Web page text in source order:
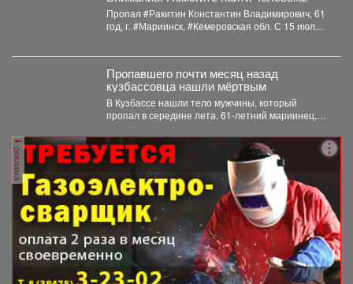
Пропал #Ракитин Константин Владимирович, 61
год, г. #Мариинск, #Кемеровская обл. С 15 июля
Пропавшего почти месяц назад
кузбассовца нашли мёртвым
В Кузбассе нашли тело мужчины, который
пропал в середине лета. 61-летний мариинец,
реклама